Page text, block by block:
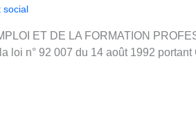
social
ET DE LA FORMATION
loi n° 92 007 du 14 août 1992